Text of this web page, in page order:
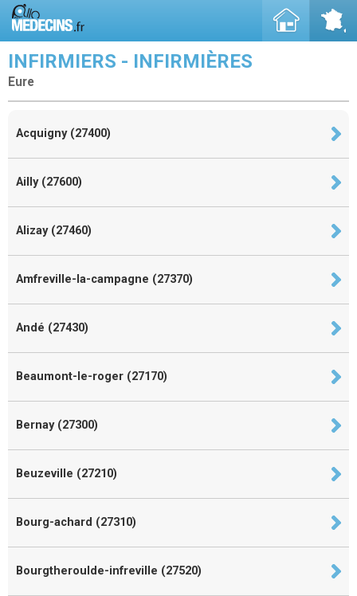
INFIRMIERS - INFIRMIÈRES
Eure
Acquigny (27400)
Ailly (27600)
Alizay (27460)
Amfreville-la-campagne (27370)
Andé (27430)
Beaumont-le-roger (27170)
Bernay (27300)
Beuzeville (27210)
Bourg-achard (27310)
Bourgtheroulde-infreville (27520)